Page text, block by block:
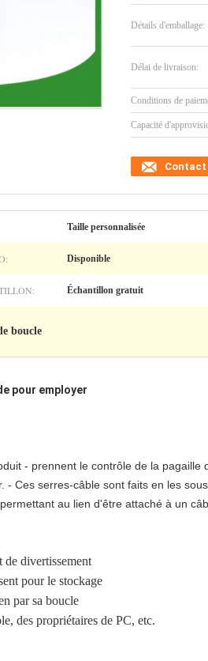
Détails d'emballage:
Délai de livraison:
Conditions de
Capacité
Contact
Taille personnalisée
Disponible
Échantillon gratuit
boucle
pour employer
- prennent le contrôle de la pagaille
Ces serres-câble sont faits en les
au lien d'être attaché à un
de divertissement
pour le stockage
par sa boucle
des propriétaires de PC, etc.